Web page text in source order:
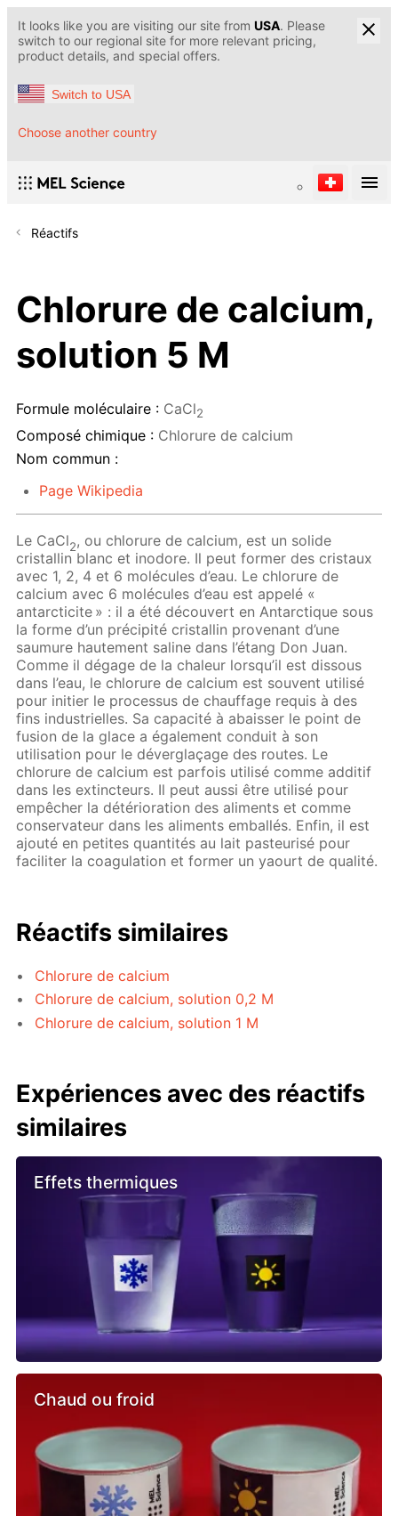
It looks like you are visiting our site from USA. Please
switch to our regional site for more relevant pricing,
product details, and special offers.
Switch to USA
Choose another country
Réactifs
Chlorure de calcium,
solution 5 M
Formule moléculaire : CaCl2
Composé chimique : Chlorure de calcium
Nom commun :
Page Wikipedia
Le CaCl2, ou chlorure de calcium, est un solide
cristallin blanc et inodore. Il peut former des cristaux
avec 1, 2, 4 et 6 molécules d’eau. Le chlorure de
calcium avec 6 molécules d’eau est appelé «
antarcticite » : il a été découvert en Antarctique sous
la forme d’un précipité cristallin provenant d’une
saumure hautement saline dans l’étang Don Juan.
Comme il dégage de la chaleur lorsqu’il est dissous
dans l’eau, le chlorure de calcium est souvent utilisé
pour initier le processus de chauffage requis à des
fins industrielles. Sa capacité à abaisser le point de
fusion de la glace a également conduit à son
utilisation pour le déverglaçage des routes. Le
chlorure de calcium est parfois utilisé comme additif
dans les extincteurs. Il peut aussi être utilisé pour
empêcher la détérioration des aliments et comme
conservateur dans les aliments emballés. Enfin, il est
ajouté en petites quantités au lait pasteurisé pour
faciliter la coagulation et former un yaourt de qualité.
Réactifs similaires
Chlorure de calcium
Chlorure de calcium, solution 0,2 M
Chlorure de calcium, solution 1 M
Expériences avec des réactifs
similaires
Effets thermiques
Chaud ou froid